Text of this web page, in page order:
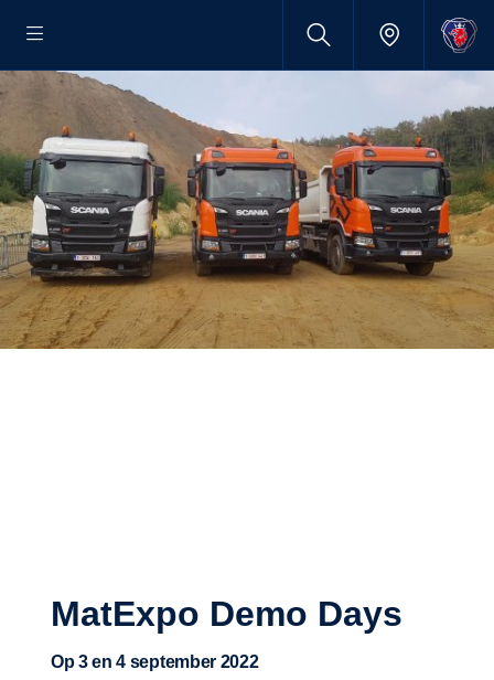
MatExpo Demo Days
Op 3 en 4 september 2022